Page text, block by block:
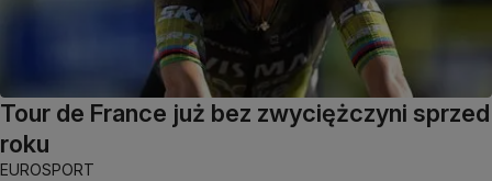
Tour de France już bez zwyciężczyni sprzed
roku
EUROSPORT